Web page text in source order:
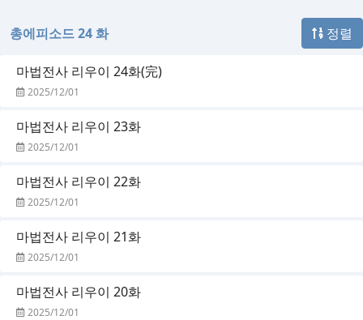
총에피소드 24 화 정렬
마법전사 리우이 24화(完)
2025/12/01
마법전사 리우이 23화
2025/12/01
마법전사 리우이 22화
2025/12/01
마법전사 리우이 21화
2025/12/01
마법전사 리우이 20화
2025/12/01